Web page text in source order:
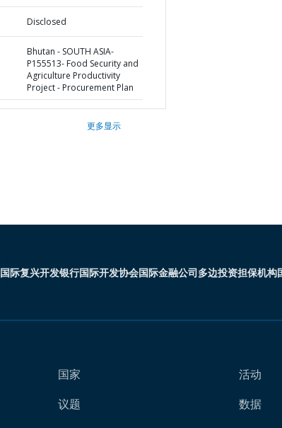
Disclosed
Bhutan - SOUTH ASIA-
P155513- Food Security and
Agriculture Productivity
Project - Procurement Plan
更多显示
国际复兴开发银行国际开发协会国际金融公司多边投资担保机构
国家
议题
活动
数据